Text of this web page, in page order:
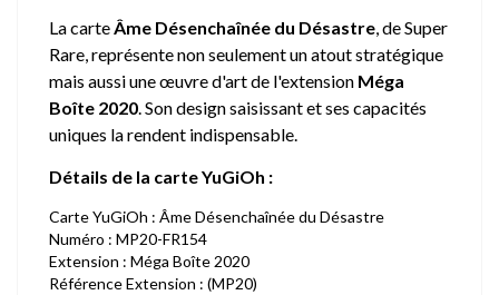
La carteÂme Désenchaînée du Désastre, de Super
Rare, représente non seulement un atout stratégique
mais aussi une œuvre d'art de l'extension Méga
Boîte 2020. Son design saisissant et ses capacités
uniques la rendent indispensable.
Détails de la carte YuGiOh :
Carte YuGiOh : Âme Désenchaînée du Désastre
Numéro : MP20-FR154
Extension : Méga Boîte 2020
Référence Extension : (MP20)